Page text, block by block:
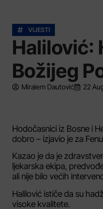
VIJESTI
Halilović:
Božijeg
Miralem Dautović 22
Hodočasnici iz Bosne i
dobro – izjavio je za
Kazao je da je
ljekarska ekipa,
ali nije bilo većih
Halilović ističe da su
visoke kvalitete.